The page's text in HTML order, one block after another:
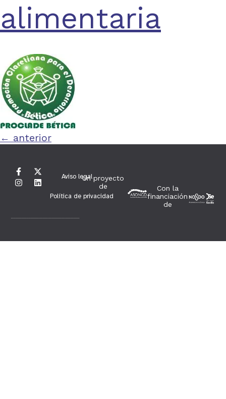
alimentaria
← anterior
Aviso legal
Política de privacidad
Un proyecto
de
Con la
financiación
de